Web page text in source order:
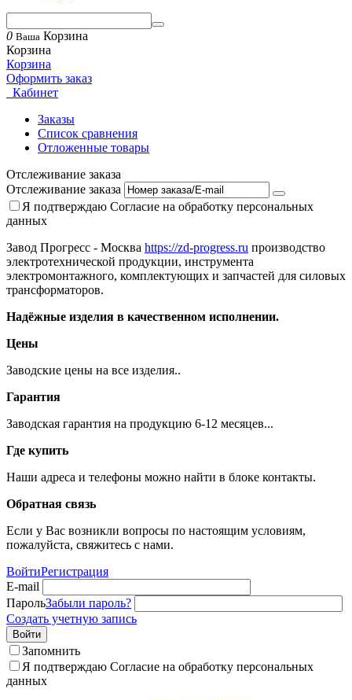
0 Ваша Корзина
Корзина
Корзина
Оформить заказ
Кабинет
Заказы
Список сравнения
Отложенные товары
Отслеживание заказа
Отслеживание заказа
Я подтверждаю Согласие на обработку персональных
данных
Завод Прогресс - Москва https://zd-progress.ru производство
электротехнической продукции, инструмента
электромонтажного, комплектующих и запчастей для силовых
трансформаторов.
Надёжные изделия в качественном исполнении.
Цены
Заводские цены на все изделия..
Гарантия
Заводская гарантия на продукцию 6-12 месяцев...
Где купить
Наши адреса и телефоны можно найти в блоке контакты.
Обратная связь
Если у Вас возникли вопросы по настоящим условиям,
пожалуйста, свяжитесь с нами.
ВойтиРегистрация
E-mail
ПарольЗабыли пароль?
Создать учетную запись
Войти
Запомнить
Я подтверждаю Согласие на обработку персональных
данных